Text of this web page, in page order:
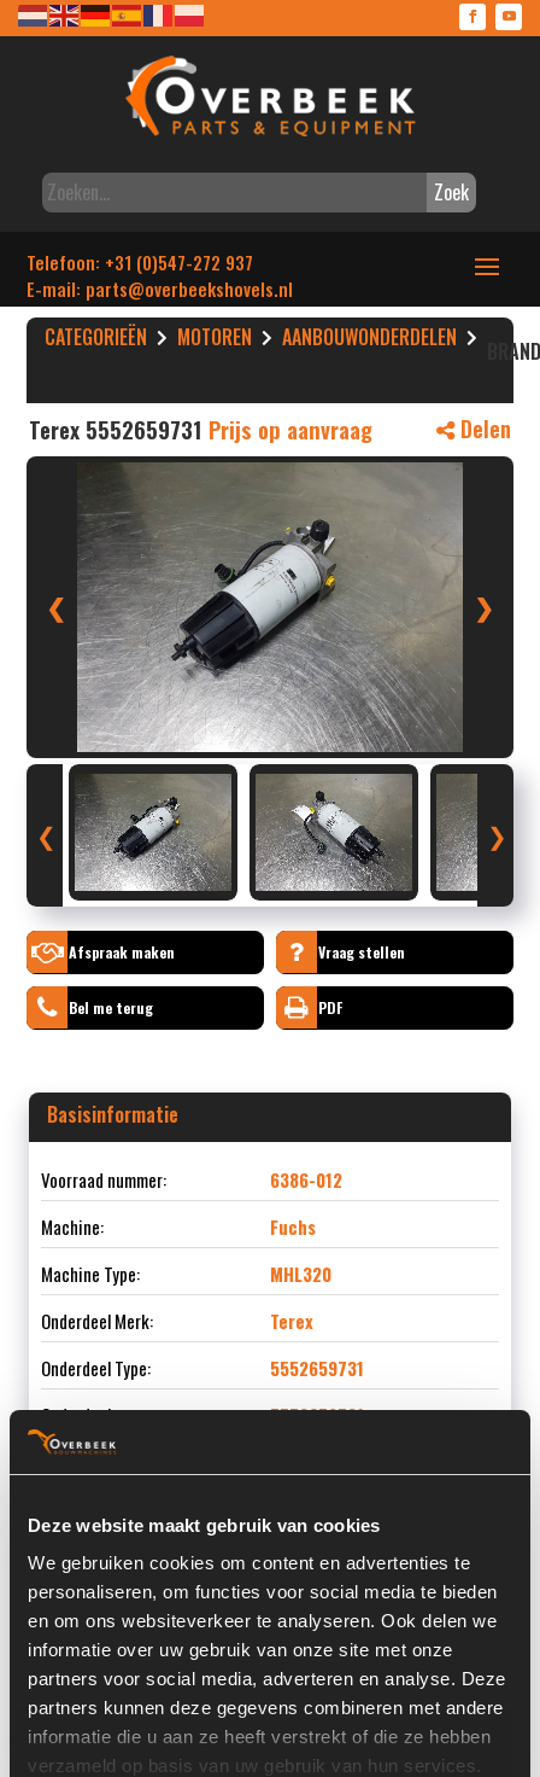
Deze website maakt gebruik van cookies
We gebruiken cookies om content en advertenties te
personaliseren, om functies voor social media te bieden
en om ons websiteverkeer te analyseren. Ook delen we
informatie over uw gebruik van onze site met onze
partners voor social media, adverteren en analyse. Deze
partners kunnen deze gegevens combineren met andere
informatie die u aan ze heeft verstrekt of die ze hebben
verzameld op basis van uw gebruik van hun services.
Zoek
Telefoon: +31 (0)547-272 937
E-mail: parts@overbeekshovels.nl
CATEGORIEËN MOTOREN AANBOUWONDERDELEN
Terex 5552659731 Prijs op aanvraag Delen
❮ ❯
❮ ❯
Afspraak maken Vraag stellen
Bel me terug PDF
Basisinformatie
Voorraad nummer:
6386-012
Machine:
Fuchs
Machine Type:
MHL320
Onderdeel Merk:
Terex
Onderdeel Type:
5552659731
Onderdeel nummer:
5552659731
Locatie:
4H5
Past op de volgende machines:
Fuchs MHL 320
Land:
Nederland